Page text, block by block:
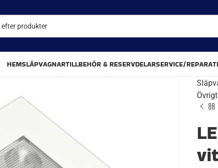
HEMSLÄPVAGNARTILLBEHÖR & RESERVDELARSERVICE/
Övrigt
vit